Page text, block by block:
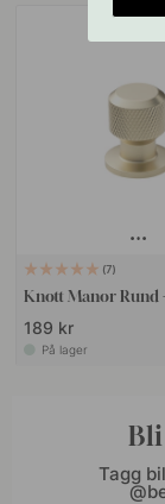
7
Knott Manor Rund
189 kr
På lager
Tagg